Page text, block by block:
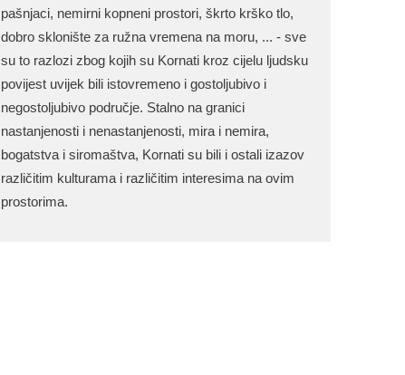
pašnjaci, nemirni kopneni prostori, škrto krško tlo,
dobro sklonište za ružna vremena na moru, ... - sve
su to razlozi zbog kojih su Kornati kroz cijelu ljudsku
povijest uvijek bili istovremeno i gostoljubivo i
negostoljubivo područje. Stalno na granici
nastanjenosti i nenastanjenosti, mira i nemira,
bogatstva i siromaštva, Kornati su bili i ostali izazov
različitim kulturama i različitim interesima na ovim
prostorima.